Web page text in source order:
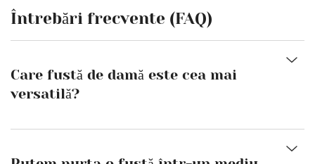
Întrebări frecvente (FAQ)
Care fustă de damă este cea mai
versatilă?